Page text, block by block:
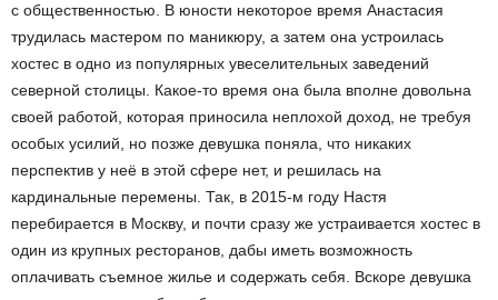
с общественностью. В юности некоторое время Анастасия
трудилась мастером по маникюру, а затем она устроилась
хостес в одно из популярных увеселительных заведений
северной столицы. Какое-то время она была вполне довольна
своей работой, которая приносила неплохой доход, не требуя
особых усилий, но позже девушка поняла, что никаких
перспектив у неё в этой сфере нет, и решилась на
кардинальные перемены. Так, в 2015-м году Настя
перебирается в Москву, и почти сразу же устраивается хостес в
один из крупных ресторанов, дабы иметь возможность
оплачивать съемное жилье и содержать себя. Вскоре девушка